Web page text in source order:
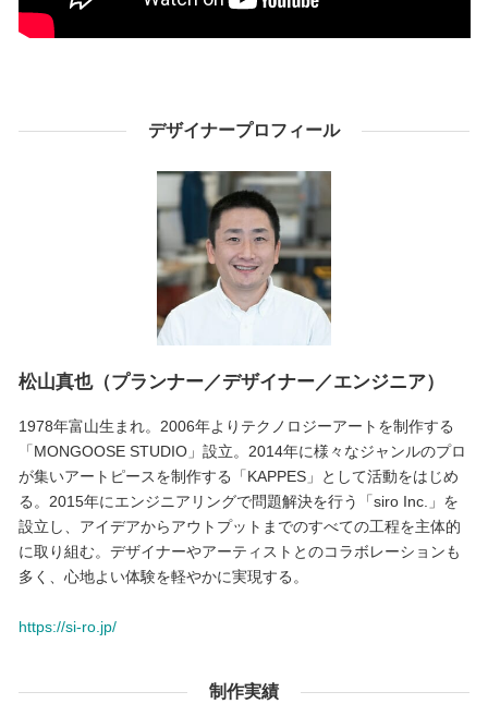
デザイナープロフィール
松山真也（プランナー／デザイナー／エンジニア）
1978年富山生まれ。2006年よりテクノロジーアートを制作する
「MONGOOSE STUDIO」設立。2014年に様々なジャンルのプロ
が集いアートピースを制作する「KAPPES」として活動をはじめ
る。2015年にエンジニアリングで問題解決を行う「siro Inc.」を
設立し、アイデアからアウトプットまでのすべての工程を主体的
に取り組む。デザイナーやアーティストとのコラボレーションも
多く、心地よい体験を軽やかに実現する。
https://si-ro.jp/
制作実績